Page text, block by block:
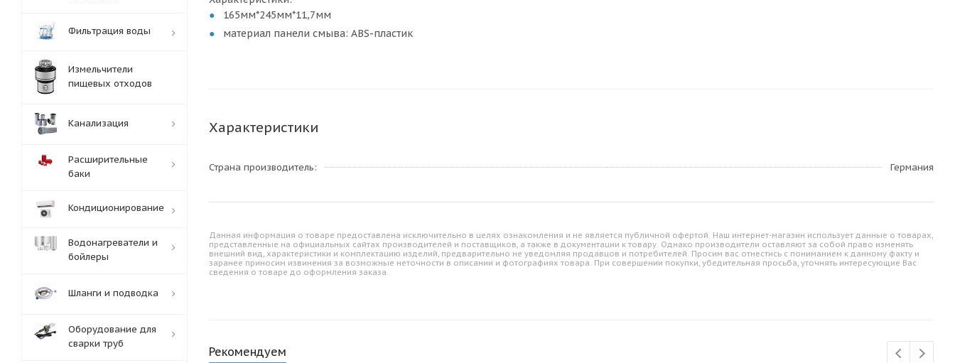
165мм*245мм*11,7мм
материал панели смыва: ABS-пластик
Характеристики
Страна производитель Германия
Данная информация о товаре предоставлена исключительно в целях ознакомления и не является публичной офертой. Наш интернет-магазин использует данные о товарах,
представленные на официальных сайтах производителей и поставщиков, а также в документации к товару. Однако производители оставляют за собой право изменять
внешний вид, характеристики и комплектацию изделий, предварительно не уведомляя продавцов и потребителей. Просим вас отнестись с пониманием к данному факту и
заранее приносим извинения за возможные неточности в описании и фотографиях товара. При совершении покупки, убедительная просьба, уточнять интересующие Вас
сведения о товаре до оформления заказа.
Рекомендуем
Фильтрация воды
Измельчители
пищевых отходов
Канализация
Расширительные
баки
Кондиционирование
Водонагреватели и
бойлеры
Шланги и подводка
Оборудование для
сварки труб